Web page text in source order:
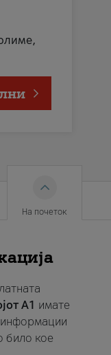
На почеток
A1 имате
било кое